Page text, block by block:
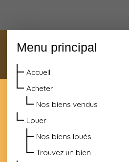
Menu principal
Accueil
Acheter
Nos biens vendus
Louer
Nos biens loués
Trouvez un bien